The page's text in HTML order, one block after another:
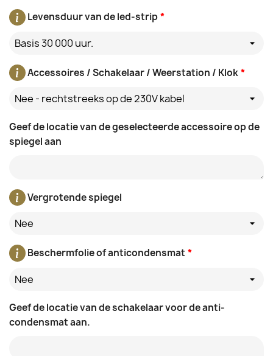
*
Levensduur van de led-strip
Basis 30 000 uur.
*
Accessoires / Schakelaar / Weerstation / Klok
Nee - rechtstreeks op de 230V kabel
Geef de locatie van de geselecteerde accessoire op de
spiegel aan
Vergrotende spiegel
Nee
*
Beschermfolie of anticondensmat
Nee
Geef de locatie van de schakelaar voor de anti-
condensmat aan.